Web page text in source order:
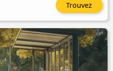
Trouvez